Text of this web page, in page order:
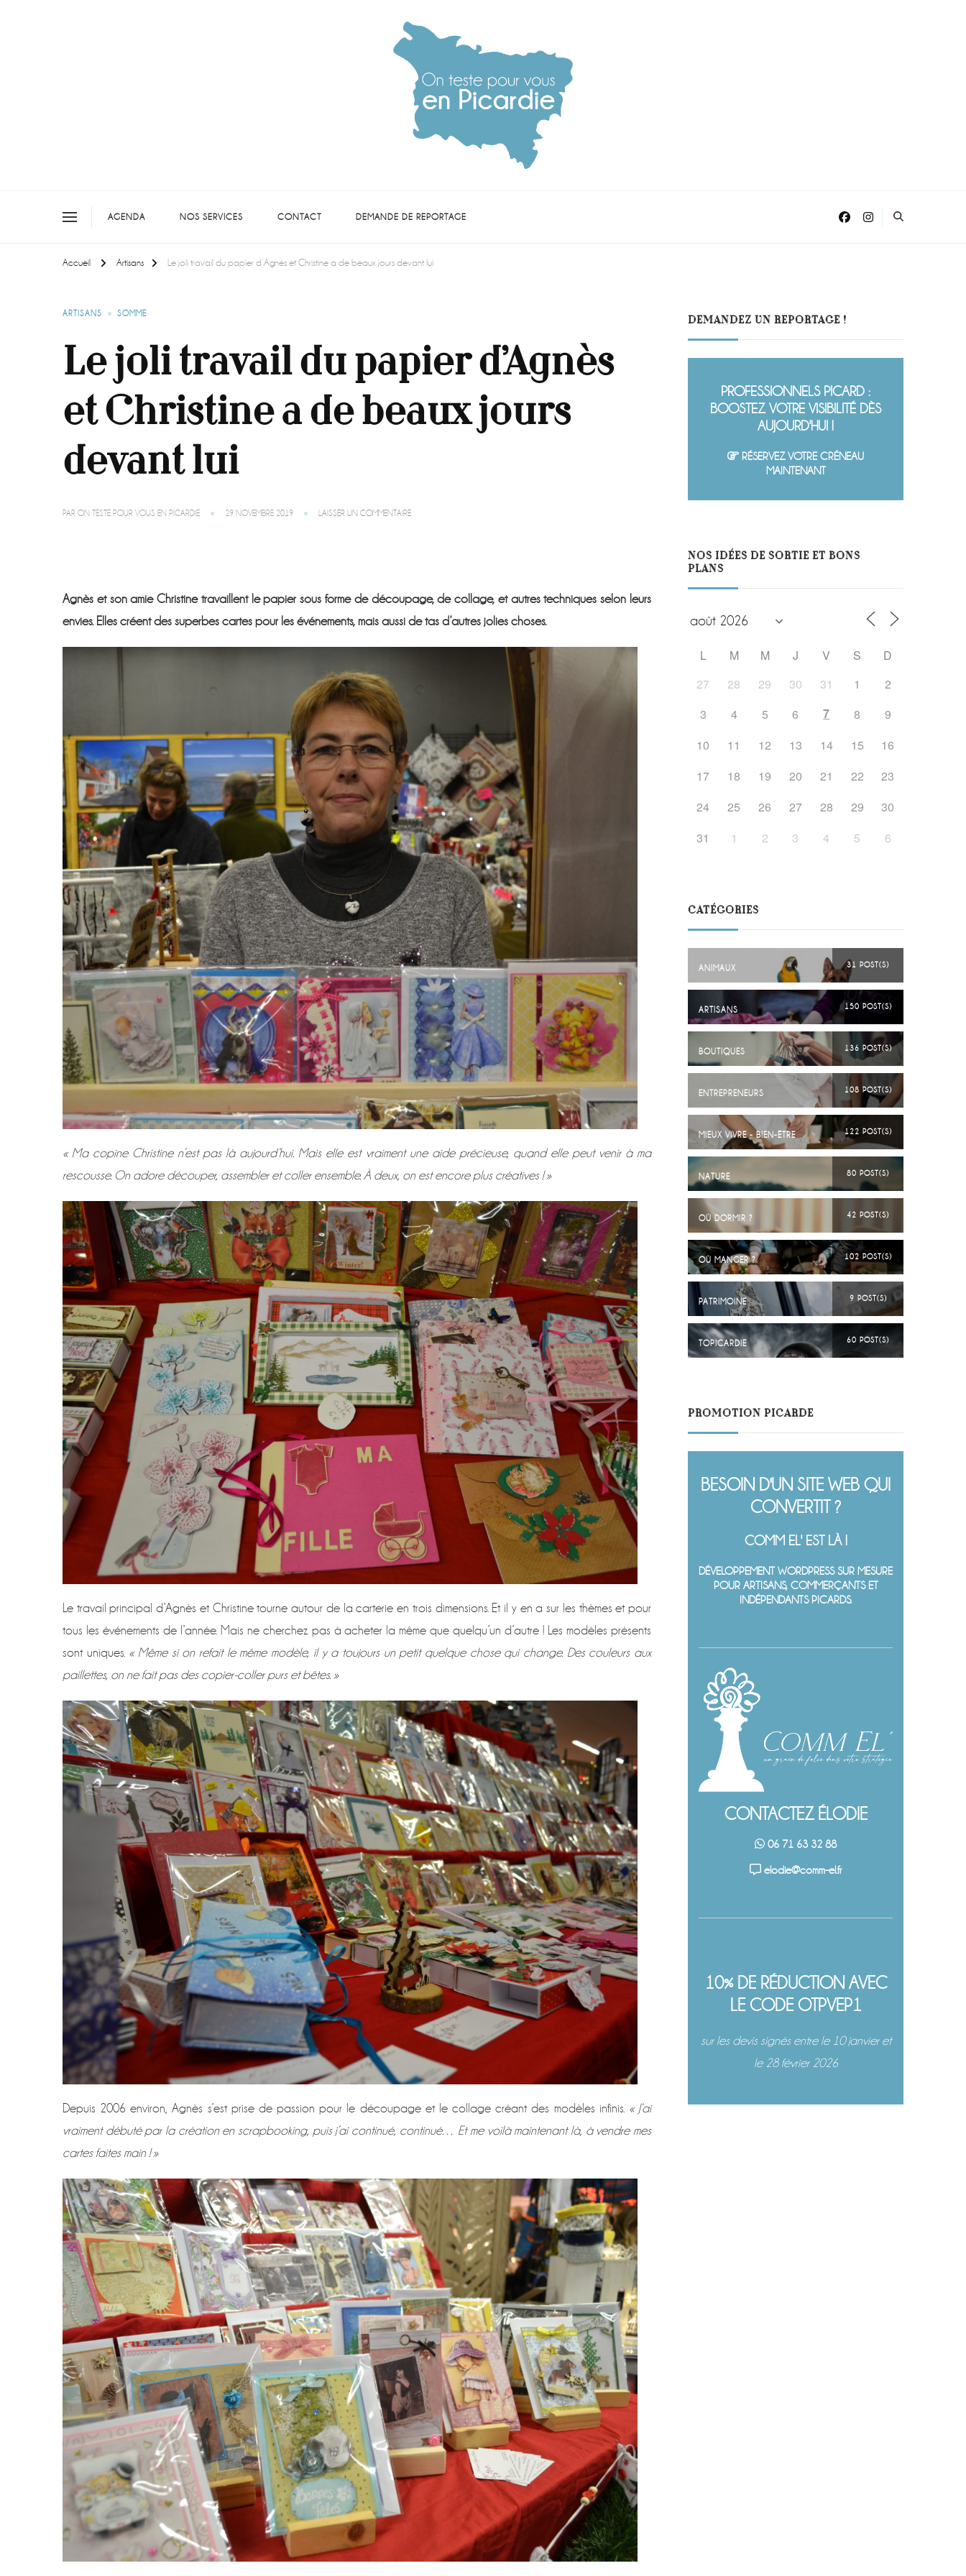
AGENDA NOS SERVICES CONTACT DEMANDE DE REPORTAGE
Accueil Artisans Le joli travail du papier d’Agnès et Christine a de beaux jours devant lui
ARTISANS SOMME
Le joli travail du papier d’Agnès
et Christine a de beaux jours
devant lui
PAR ON TESTE POUR VOUS EN PICARDIE 29 NOVEMBRE 2019 LAISSER UN COMMENTAIRESUR
ET
A
BEAUX
Agnès et son amie Christine travaillent le papier sous forme de découpage, de collage, et autres techniques selon leurs
envies. Elles créent des superbes cartes pour les événements, mais aussi de tas d’autres jolies choses.
« Ma copine Christine n’est pas là aujourd’hui. Mais elle est vraiment une aide précieuse, quand elle peut venir à ma
rescousse. On adore découper, assembler et coller ensemble. À deux, on est encore plus créatives ! »
Le travail principal d’Agnès et Christine tourne autour de la carterie en trois dimensions. Et il y en a sur les thèmes et pour
tous les événements de l’année. Mais ne cherchez pas à acheter la même que quelqu’un d’autre ! Les modèles présents
sont uniques. « Même si on refait le même modèle, il y a toujours un petit quelque chose qui change. Des couleurs aux
paillettes, on ne fait pas des copier-coller purs et bêtes. »
Depuis 2006 environ, Agnès s’est prise de passion pour le découpage et le collage créant des modèles infinis. « J’ai
vraiment débuté par la création en scrapbooking, puis j’ai continué, continué… Et me voilà maintenant là, à vendre mes
cartes faites main ! »
DEMANDEZ UN REPORTAGE !
PROFESSIONNELS PICARD :
BOOSTEZ VOTRE VISIBILITÉ DÈS
AUJOURD'HUI !
RÉSERVEZ VOTRE CRÉNEAU
MAINTENANT
NOS IDÉES DE SORTIE ET BONS
PLANS
L M M J V S
D
27
28 29 30 31 1
2
3
4 5 6 7 8
9
10
11 12 13 14 15
16
17
18 19 20 21 22
23
24
25 26 27 28 29
30
31
1 2 3 4 5 6
CATÉGORIES
ANIMAUX 31 POST(S)
ARTISANS 150 POST(S)
BOUTIQUES 136 POST(S)
ENTREPRENEURS 108 POST(S)
MIEUX VIVRE - BIEN-ÊTRE 122 POST(S)
NATURE 80 POST(S)
OÙ DORMIR ? 42 POST(S)
OÙ MANGER ? 102 POST(S)
PATRIMOINE 9 POST(S)
TOPICARDIE 60 POST(S)
PROMOTION PICARDE
BESOIN D'UN SITE WEB QUI
CONVERTIT ?
COMM EL' EST LÀ !
DÉVELOPPEMENT WORDPRESS SUR MESURE
POUR ARTISANS, COMMERÇANTS ET
INDÉPENDANTS PICARDS.
CONTACTEZ ÉLODIE
06 71 63 32 88
elodie@comm-el.fr
10% DE RÉDUCTION AVEC
LE CODE OTPVEP1
sur les devis signés entre le 10 janvier et
le 28 février 2026